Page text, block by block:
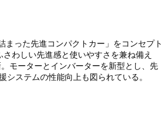
った先進コンパクトカー」をコンセプト
わしい先進感と使いやすさを兼ね備え
モーターとインバーターを新型とし、先
ステムの性能向上も図られている。